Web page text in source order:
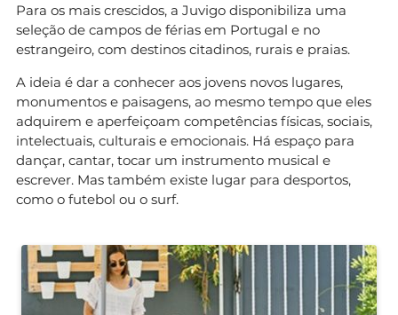
Para os mais crescidos, a Juvigo disponibiliza uma
seleção de campos de férias em Portugal e no
estrangeiro, com destinos citadinos, rurais e praias.
A ideia é dar a conhecer aos jovens novos lugares,
monumentos e paisagens, ao mesmo tempo que eles
adquirem e aperfeiçoam competências físicas, sociais,
intelectuais, culturais e emocionais. Há espaço para
dançar, cantar, tocar um instrumento musical e
escrever. Mas também existe lugar para desportos,
como o futebol ou o surf.